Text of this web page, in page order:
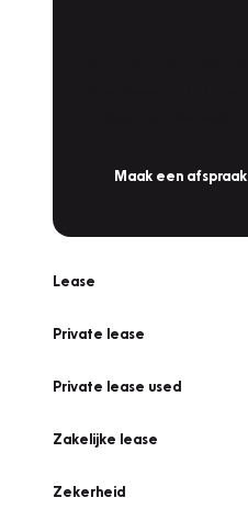
Maak een afspraak
Lease
Private lease
Private lease used
Zakelijke lease
Zekerheid